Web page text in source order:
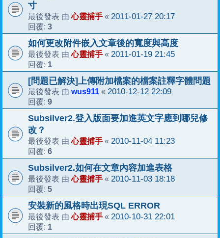
寸
最後發表 由心靈捕手 « 2011-01-27 20:17
回覆: 3
如何更改附件嵌入文章後的寬度與高度
最後發表 由心靈捕手 « 2011-01-19 21:45
回覆: 1
[問題已解決]上傳附加檔案的檔案註釋字體問題
最後發表 由 wus911 « 2010-12-12 22:09
回覆: 9
Subsilver2.登入版面要加進英文字應到哪兒修
改？
最後發表 由心靈捕手 « 2010-11-04 11:23
回覆: 6
Subsilver2.如何在文章內容加進表格
最後發表 由心靈捕手 « 2010-11-03 18:18
回覆: 5
安裝新的風格時出現SQL ERROR
最後發表 由心靈捕手 « 2010-10-31 22:01
回覆: 1